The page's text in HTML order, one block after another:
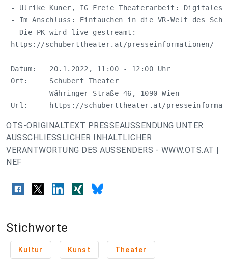
- Ulrike Kuner, IG Freie Theaterarbeit: Digitales
- Im Anschluss: Eintauchen in die VR-Welt des
- Die PK wird live gestreamt:
https://schuberttheater.at/presseinformationen/
Datum:   20.1.2022, 11:00 - 12:00 Uhr
Ort:     Schubert Theater
          Währinger Straße 46, 1090 Wien
Url:     https://schuberttheater.at/
OTS-ORIGINALTEXT PRESSEAUSSENDUNG UNTER
AUSSCHLIESSLICHER INHALTLICHER
VERANTWORTUNG DES AUSSENDERS - WWW.OTS.AT |
NEF
Stichworte
Kultur Kunst Theater